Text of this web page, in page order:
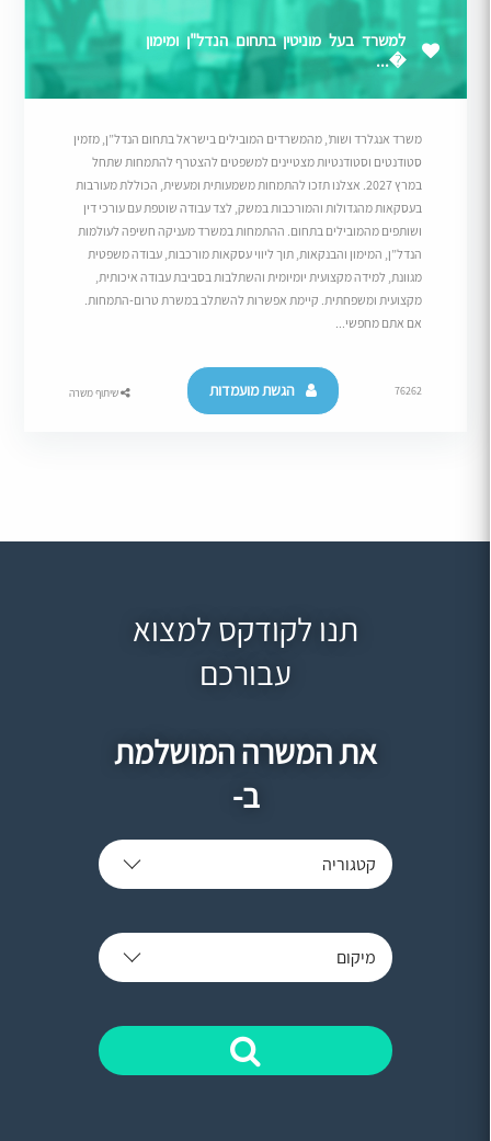
למשרד בעל מוניטין בתחום הנדל"ן ומימון
�...
משרד אנגלרד ושות’, מהמשרדים המובילים בישראל בתחום הנדל”ן, מזמין
סטודנטים וסטודנטיות מצטיינים למשפטים להצטרף להתמחות שתחל
במרץ 2027. אצלנו תזכו להתמחות משמעותית ומעשית, הכוללת מעורבות
בעסקאות מהגדולות והמורכבות במשק, לצד עבודה שוטפת עם עורכי דין
ושותפים מהמובילים בתחום. ההתמחות במשרד מעניקה חשיפה לעולמות
הנדל”ן, המימון והבנקאות, תוך ליווי עסקאות מורכבות, עבודה משפטית
מגוונת, למידה מקצועית יומיומית והשתלבות בסביבת עבודה איכותית,
מקצועית ומשפחתית. קיימת אפשרות להשתלב במשרת טרום-התמחות.
אם אתם מחפשי...
76262 הגשת מועמדות שיתוף משרה
תנו לקודקס למצוא
עבורכם
את המשרה המושלמת
ב-
קטגוריה
מיקום